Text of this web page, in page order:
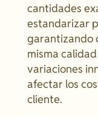
cantidades
estandarizar
garantizando
misma
variaciones
afectar los
cliente.